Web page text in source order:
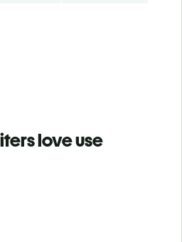
love use